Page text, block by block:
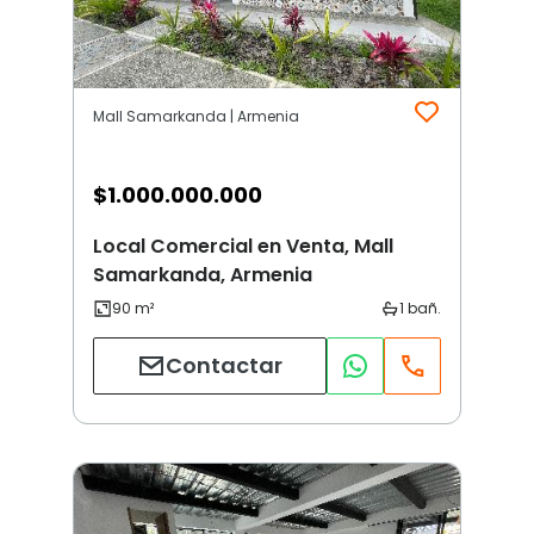
Mall Samarkanda | Armenia
$1.000.000.000
Local Comercial en Venta, Mall
Samarkanda, Armenia
Contactar